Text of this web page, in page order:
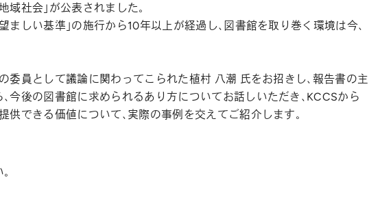
域社会」が公表されました。
ましい基準」の施行から10年以上が経過し、図書館を取り巻く環境は今、
委員として議論に関わってこられた植村 八潮 氏をお招きし、報告書の主
今後の図書館に求められるあり方についてお話しいただき、KCCSから
供できる価値について、実際の事例を交えてご紹介します。